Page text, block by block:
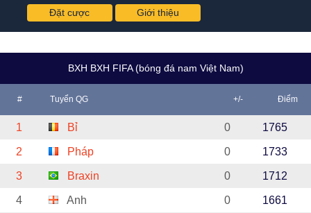
Đặt cược Giới thiệu
BXH BXH FIFA (bóng đá nam Việt Nam)
# Tuyển QG +/- Điểm
1 Bỉ 0 1765
2 Pháp 0 1733
3 Braxin 0 1712
4 Anh 0 1661